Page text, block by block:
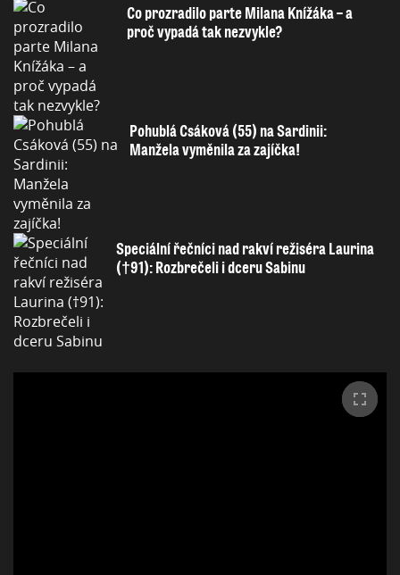
Co prozradilo parte Milana Knížáka – a
proč vypadá tak nezvykle?
Pohublá Csáková (55) na Sardinii:
Manžela vyměnila za zajíčka!
Speciální řečníci nad rakví režiséra Laurina
(†91): Rozbrečeli i dceru Sabinu